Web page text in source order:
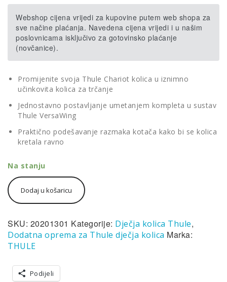
Webshop cijena vrijedi za kupovine putem web shopa za
sve načine plaćanja. Navedena cijena vrijedi i u našim
poslovnicama isključivo za gotovinsko plaćanje
(novčanice).
Promijenite svoja Thule Chariot kolica u iznimno
učinkovita kolica za trčanje
Jednostavno postavljanje umetanjem kompleta u sustav
Thule VersaWing
Praktično podešavanje razmaka kotača kako bi se kolica
kretala ravno
Na stanju
Thule
Chariot
Jogging
1
adapter
za
trčanje
Dodaj u košaricu
SKU: 20201301 Kategorije: Dječja kolica Thule,
Dodatna oprema za Thule dječja kolica Marka:
THULE
Podijeli